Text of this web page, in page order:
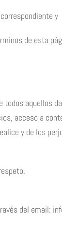
y
de esta
aquellos
acceso a
y de los
del email: